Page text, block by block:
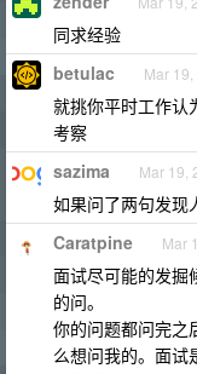
同求经验
betulac Mar
就挑你平时工作认
考察
sazima Mar 19,
如果问了两句发现
Caratpine Mar
面试尽可能的发掘
的问。
你的问题都问完之
么想问我的。面试